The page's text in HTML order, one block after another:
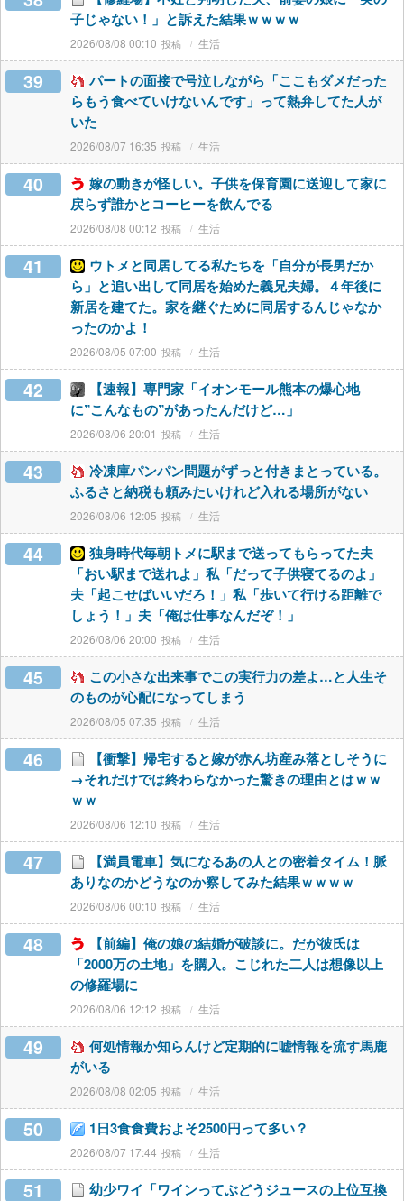
子じゃない！」と訴えた結果ｗｗｗｗ
2026/08/08 00:10 生活
39
パートの面接で号泣しながら「ここもダメだった
らもう食べていけないんです」って熱弁してた人が
いた
2026/08/07 16:35 生活
40
嫁の動きが怪しい。子供を保育園に送迎して家に
戻らず誰かとコーヒーを飲んでる
2026/08/08 00:12 生活
41
ウトメと同居してる私たちを「自分が長男だか
ら」と追い出して同居を始めた義兄夫婦。４年後に
新居を建てた。家を継ぐために同居するんじゃなか
ったのかよ！
2026/08/05 07:00 生活
42
【速報】専門家「イオンモール熊本の爆心地
に”こんなもの”があったんだけど…」
2026/08/06 20:01 生活
43
冷凍庫パンパン問題がずっと付きまとっている。
ふるさと納税も頼みたいけれど入れる場所がない
2026/08/06 12:05 生活
44
独身時代毎朝トメに駅まで送ってもらってた夫
「おい駅まで送れよ」私「だって子供寝てるのよ」
夫「起こせばいいだろ！」私「歩いて行ける距離で
しょう！」夫「俺は仕事なんだぞ！」
2026/08/06 20:00 生活
45
この小さな出来事でこの実行力の差よ…と人生そ
のものが心配になってしまう
2026/08/05 07:35 生活
46
【衝撃】帰宅すると嫁が赤ん坊産み落としそうに
→それだけでは終わらなかった驚きの理由とはｗｗ
ｗｗ
2026/08/06 12:10 生活
47
【満員電車】気になるあの人との密着タイム！脈
ありなのかどうなのか察してみた結果ｗｗｗｗ
2026/08/06 00:10 生活
48
【前編】俺の娘の結婚が破談に。だが彼氏は
「2000万の土地」を購入。こじれた二人は想像以上
の修羅場に
2026/08/06 12:12 生活
49
何処情報か知らんけど定期的に嘘情報を流す馬鹿
がいる
2026/08/08 02:05 生活
50 1日3食食費およそ2500円って多い？
2026/08/07 17:44 生活
51
幼少ワイ「ワインってぶどうジュースの上位互換